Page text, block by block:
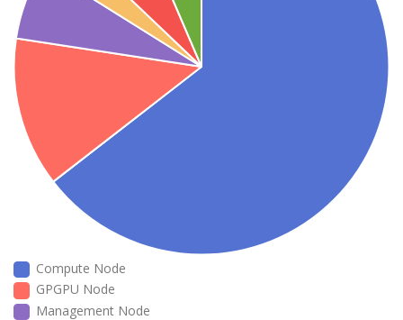
Compute Node
GPGPU Node
Management Node